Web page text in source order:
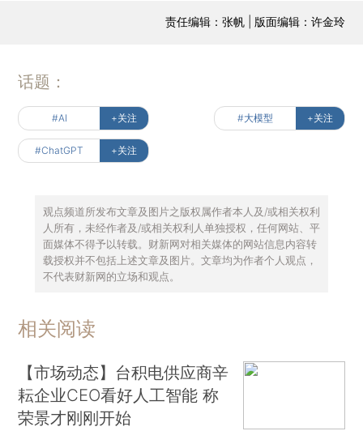
责任编辑：张帆 | 版面编辑：许金玲
话题：
#AI +关注 #大模型 +关注
#ChatGPT +关注
观点频道所发布文章及图片之版权属作者本人及/或相关权利
人所有，未经作者及/或相关权利人单独授权，任何网站、平
面媒体不得予以转载。财新网对相关媒体的网站信息内容转
载授权并不包括上述文章及图片。文章均为作者个人观点，
不代表财新网的立场和观点。
相关阅读
【市场动态】台积电供应商辛
耘企业CEO看好人工智能 称
荣景才刚刚开始